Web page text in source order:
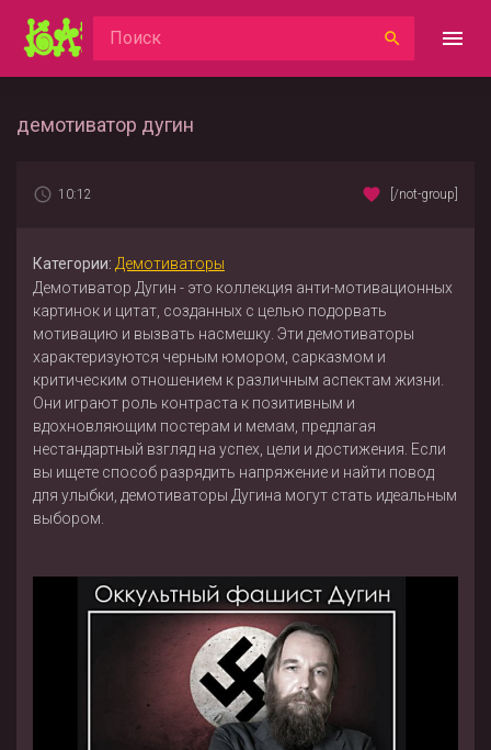
демотиватор дугин
10:12 [/not-group]
Категории: Демотиваторы
Демотиватор Дугин - это коллекция анти-мотивационных
картинок и цитат, созданных с целью подорвать
мотивацию и вызвать насмешку. Эти демотиваторы
характеризуются черным юмором, сарказмом и
критическим отношением к различным аспектам жизни.
Они играют роль контраста к позитивным и
вдохновляющим постерам и мемам, предлагая
нестандартный взгляд на успех, цели и достижения. Если
вы ищете способ разрядить напряжение и найти повод
для улыбки, демотиваторы Дугина могут стать идеальным
выбором.